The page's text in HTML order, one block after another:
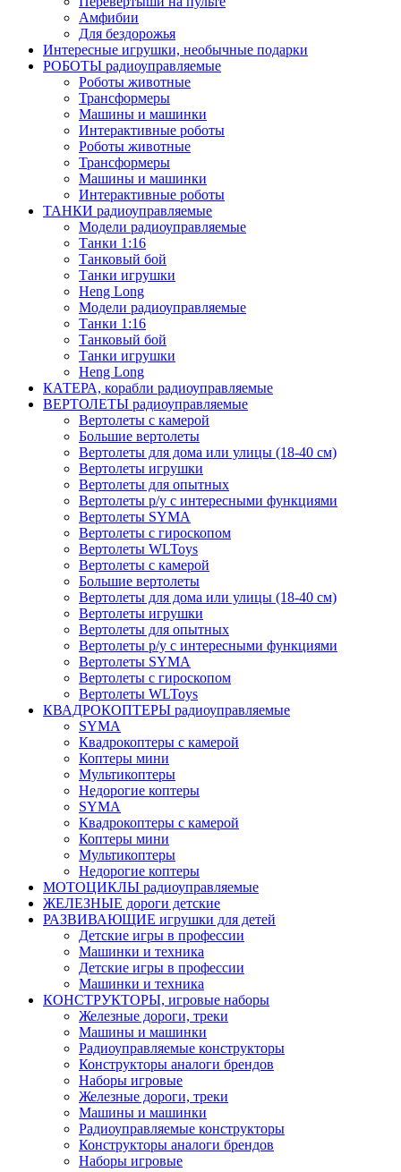
Амфибии
Для бездорожья
Интересные игрушки, необычные подарки
РОБОТЫ радиоуправляемые
Роботы животные
Трансформеры
Машины и машинки
Интерактивные роботы
Роботы животные
Трансформеры
Машины и машинки
Интерактивные роботы
ТАНКИ радиоуправляемые
Модели радиоуправляемые
Танки 1:16
Танковый бой
Танки игрушки
Heng Long
Модели радиоуправляемые
Танки 1:16
Танковый бой
Танки игрушки
Heng Long
КАТЕРА, корабли радиоуправляемые
ВЕРТОЛЕТЫ радиоуправляемые
Вертолеты с камерой
Большие вертолеты
Вертолеты для дома или улицы (18-40 см)
Вертолеты игрушки
Вертолеты для опытных
Вертолеты р/у с интересными функциями
Вертолеты SYMA
Вертолеты с гироскопом
Вертолеты WLToys
Вертолеты с камерой
Большие вертолеты
Вертолеты для дома или улицы (18-40 см)
Вертолеты игрушки
Вертолеты для опытных
Вертолеты р/у с интересными функциями
Вертолеты SYMA
Вертолеты с гироскопом
Вертолеты WLToys
КВАДРОКОПТЕРЫ радиоуправляемые
SYMA
Квадрокоптеры с камерой
Коптеры мини
Мультикоптеры
Недорогие коптеры
SYMA
Квадрокоптеры с камерой
Коптеры мини
Мультикоптеры
Недорогие коптеры
МОТОЦИКЛЫ радиоуправляемые
ЖЕЛЕЗНЫЕ дороги детские
РАЗВИВАЮЩИЕ игрушки для детей
Детские игры в профессии
Машинки и техника
Детские игры в профессии
Машинки и техника
КОНСТРУКТОРЫ, игровые наборы
Железные дороги, треки
Машины и машинки
Радиоуправляемые конструкторы
Конструкторы аналоги брендов
Наборы игровые
Железные дороги, треки
Машины и машинки
Радиоуправляемые конструкторы
Конструкторы аналоги брендов
Наборы игровые